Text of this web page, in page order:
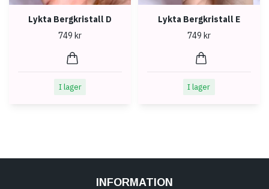
Lykta Bergkristall D
749 kr
I lager
Lykta Bergkristall E
749 kr
I lager
INFORMATION